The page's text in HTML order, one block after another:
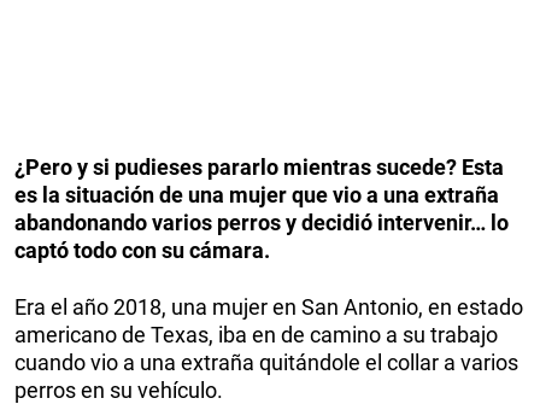
¿Pero y si pudieses pararlo mientras sucede? Esta
es la situación de una mujer que vio a una extraña
abandonando varios perros y decidió intervenir… lo
captó todo con su cámara.
Era el año 2018, una mujer en San Antonio, en estado
americano de Texas, iba en de camino a su trabajo
cuando vio a una extraña quitándole el collar a varios
perros en su vehículo.